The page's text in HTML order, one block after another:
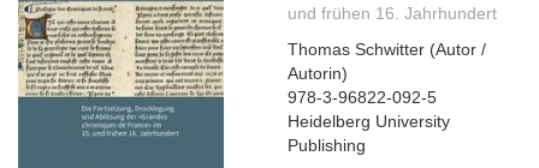
und frühen 16. Jahrhundert
Thomas Schwitter (Autor /
Autorin)
978-3-96822-092-5
Heidelberg University
Publishing